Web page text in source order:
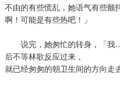
不由的有些慌乱，她语气有些
啊！可能是有些热吧！」
说完，她匆忙的转身，「我
后不等林歌反应过来，
就已经匆匆的朝卫生间的方向走